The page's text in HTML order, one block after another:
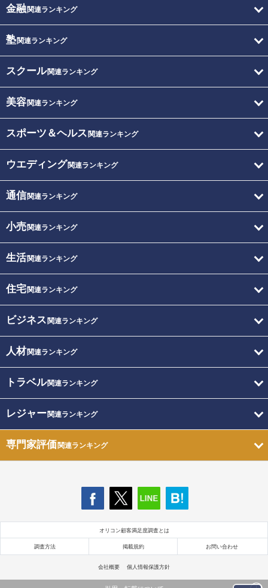
金融関連ランキング
塾関連ランキング
スクール関連ランキング
美容関連ランキング
スポーツ＆ヘルス 関連ランキング
ウエディング関連ランキング
通信関連ランキング
小売関連ランキング
生活関連ランキング
住宅関連ランキング
ビジネス 関連ランキング
人材関連ランキング
トラベル関連ランキング
レジャー関連ランキング
専門家評価関連ランキング
オリコン顧客満足度調査とは
調査方法 掲載規約 お問い合わせ
会社概要 個人情報保護方針